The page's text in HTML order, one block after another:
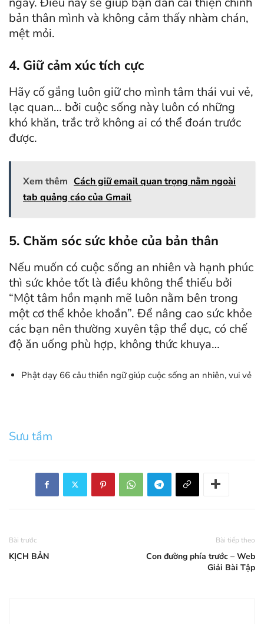
bản thân mình và không cảm thấy nhàm chán,
mệt mỏi.
4. Giữ cảm xúc tích cực
Hãy cố gắng luôn giữ cho mình tâm thái vui vẻ,
lạc quan… bởi cuộc sống này luôn có những
khó khăn, trắc trở không ai có thể đoán trước
được.
Xem thêm Cách giữ email quan trọng nằm ngoài
tab quảng cáo của Gmail
5. Chăm sóc sức khỏe của bản thân
Nếu muốn có cuộc sống an nhiên và hạnh phúc
thì sức khỏe tốt là điều không thể thiếu bởi
“Một tâm hồn mạnh mẽ luôn nằm bên trong
một cơ thể khỏe khoắn”. Để nâng cao sức khỏe
các bạn nên thường xuyên tập thể dục, có chế
độ ăn uống phù hợp, không thức khuya…
Phật dạy 66 câu thiền ngữ giúp cuộc sống an nhiên, vui vẻ
Sưu tầm
Bài trước
KỊCH BẢN
Bài tiếp theo
Con đường phía trước – Web
Giải Bài Tập